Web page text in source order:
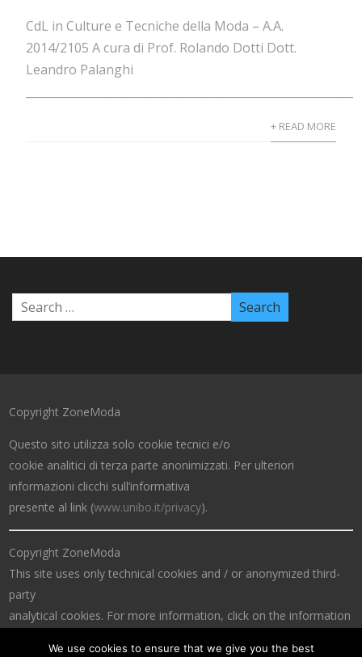
CdL in Culture e Tecniche della Moda – A.A.
2014/2105 A cura di Prof. Rolando Dotti Dott.
Leandro Palanghi
+ READ MORE
Copyright ZoneModa
Questo sito utilizza solo cookie tecnici e/o
cookie analitici di terza parte anonimizzati. Per ulteriori
informazioni clicchi sull’informativa
presente al link (www.unibo.it/privacy).
Copyright ZoneModa
This site uses only technical cookies and / or anonymized third-
party
analytical cookies. For more information, click on the information
We use cookies to ensure that we give you the best